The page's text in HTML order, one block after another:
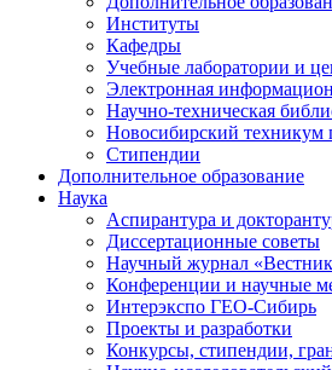
Институты
Кафедры
Учебные лаборатории и
Электронная
Научно-техническая
Новосибирский техникум
Стипендии
Дополнительное образование
Наука
Аспирантура и
Диссертационные советы
Научный журнал
Конференции и научные
Интерэкспо ГЕО-Сибирь
Проекты и разработки
Конкурсы, стипендии,